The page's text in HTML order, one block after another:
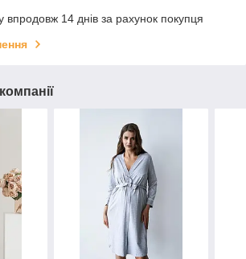
впродовж 14 днів за рахунок покупця